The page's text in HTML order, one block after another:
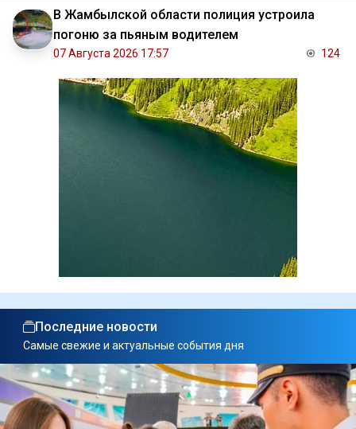
В Жамбылской области полиция устроила
погоню за пьяным водителем
07 Августа 2026 17:57 124
Последние новости
Самые свежие и актуальные события дня